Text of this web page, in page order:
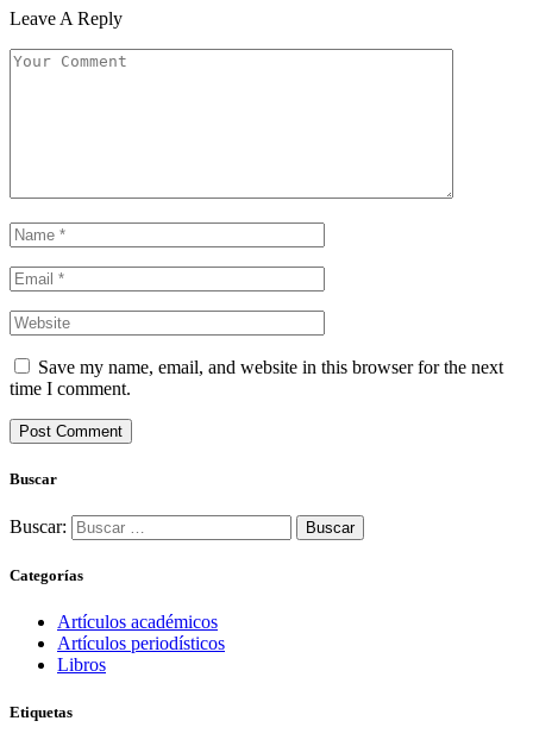
Leave A Reply
Save my name, email, and website in this browser for the next
time I comment.
Buscar
Buscar:
Categorías
Artículos académicos
Artículos periodísticos
Libros
Etiquetas